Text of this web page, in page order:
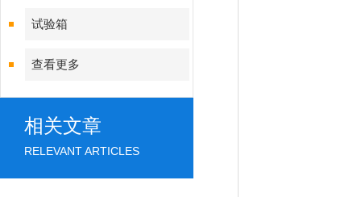
试验箱
查看更多
相关文章
RELEVANT ARTICLES